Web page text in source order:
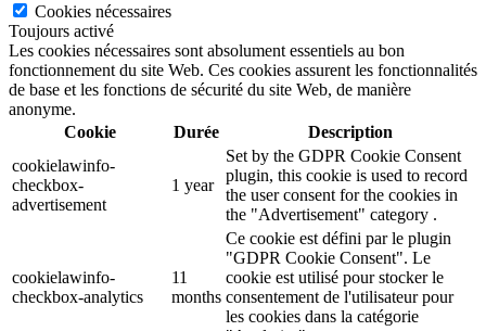
Cookies nécessaires
Toujours activé
Les cookies nécessaires sont absolument essentiels au bon
fonctionnement du site Web. Ces cookies assurent les fonctionnalités
de base et les fonctions de sécurité du site Web, de manière
anonyme.
Cookie
Durée
Description
cookielawinfo-
checkbox-
advertisement
1 year
Set by the GDPR Cookie Consent
plugin, this cookie is used to record
the user consent for the cookies in
the "Advertisement" category .
cookielawinfo-
checkbox-analytics
11
months
Ce cookie est défini par le plugin
"GDPR Cookie Consent". Le
cookie est utilisé pour stocker le
consentement de l'utilisateur pour
les cookies dans la catégorie